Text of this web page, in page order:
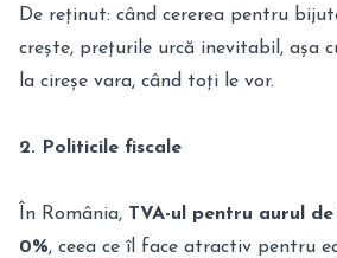
De reținut: când cererea pentru
crește, prețurile urcă inevitabil, așa
la cireșe vara, când toți le vor.
2. Politicile fiscale
În România, TVA-ul pentru aurul
0%, ceea ce îl face atractiv pentru